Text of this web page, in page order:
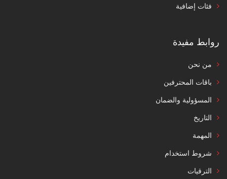
فئات إضافية
روابط مفيدة
من نحن
باقات المحترفين
المسؤولية والضمان
التاريخ
المهمة
شروط استخدام
الترقيات